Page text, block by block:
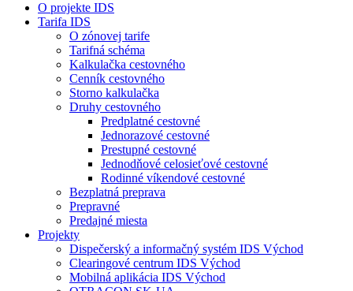
O projekte IDS
Tarifa IDS
O zónovej tarife
Tarifná schéma
Kalkulačka cestovného
Cenník cestovného
Storno kalkulačka
Druhy cestovného
Predplatné cestovné
Jednorazové cestovné
Prestupné cestovné
Jednodňové celosieťové cestovné
Rodinné víkendové cestovné
Bezplatná preprava
Prepravné
Predajné miesta
Projekty
Dispečerský a informačný systém IDS Východ
Clearingové centrum IDS Východ
Mobilná aplikácia IDS Východ